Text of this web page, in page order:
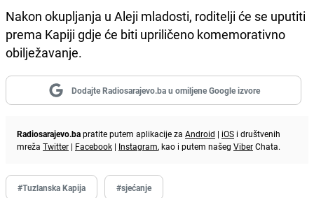
Nakon okupljanja u Aleji mladosti, roditelji će se uputiti
prema Kapiji gdje će biti upriličeno komemorativno
obilježavanje.
Dodajte Radiosarajevo.ba u omiljene Google izvore
Radiosarajevo.bapratite putem aplikacije za Android | iOS i društvenih
mreža Twitter | Facebook | Instagram, kao i putem našeg ViberChata.
#Tuzlanska Kapija #sjećanje